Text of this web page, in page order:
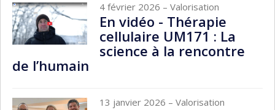
4 février 2026 – Valorisation
En vidéo - Thérapie
cellulaire UM171 : La
science à la rencontre
de l’humain
13 janvier 2026 – Valorisation